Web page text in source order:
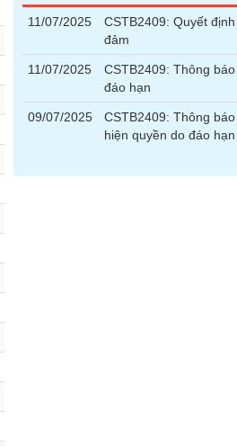
11/07/2025
CSTB2409: Quyết
đảm
11/07/2025
CSTB2409: Thông
đáo hạn
09/07/2025
CSTB2409: Thông
hiện quyền do đáo hạn